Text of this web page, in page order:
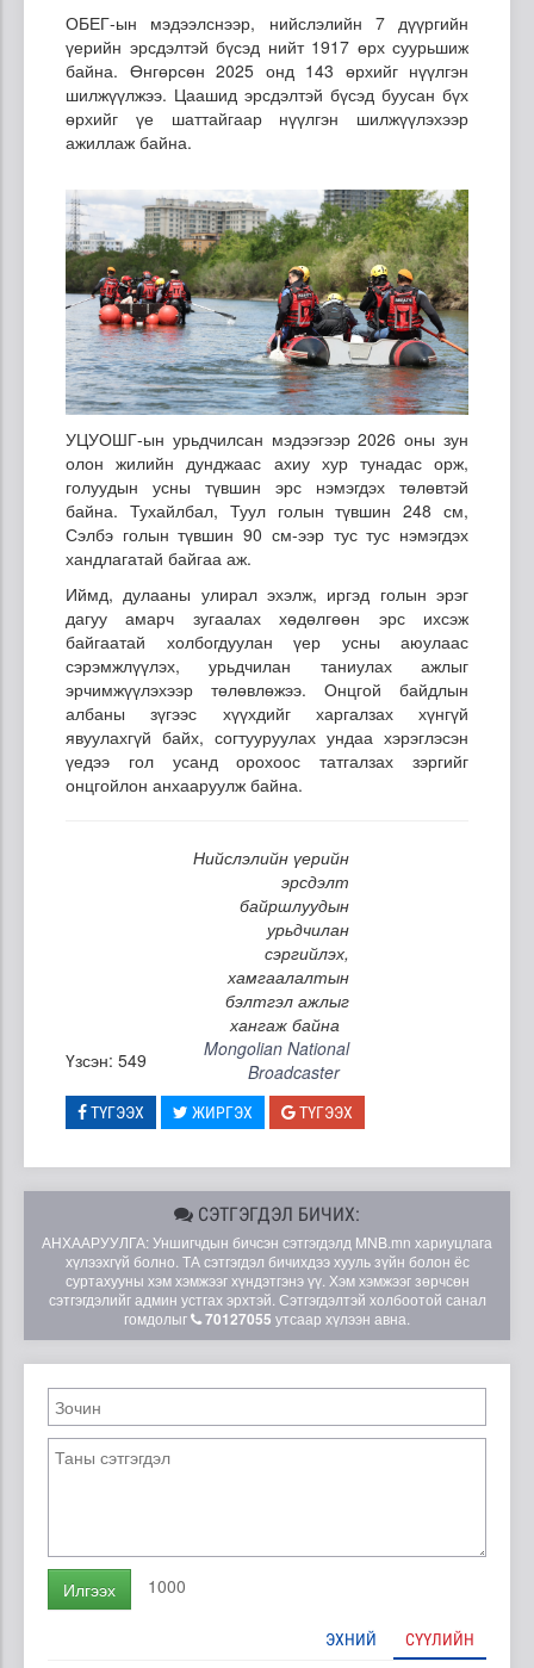
ОБЕГ-ын мэдээлснээр, нийслэлийн 7 дүүргийн
үерийн эрсдэлтэй бүсэд нийт 1917 өрх суурьшиж
байна. Өнгөрсөн 2025 онд 143 өрхийг нүүлгэн
шилжүүлжээ. Цаашид эрсдэлтэй бүсэд буусан бүх
өрхийг үе шаттайгаар нүүлгэн шилжүүлэхээр
ажиллаж байна.
УЦУОШГ-ын урьдчилсан мэдээгээр 2026 оны зун
олон жилийн дунджаас ахиу хур тунадас орж,
голуудын усны түвшин эрс нэмэгдэх төлөвтэй
байна. Тухайлбал, Туул голын түвшин 248 см,
Сэлбэ голын түвшин 90 см-ээр тус тус нэмэгдэх
хандлагатай байгаа аж.
Иймд, дулааны улирал эхэлж, иргэд голын эрэг
дагуу амарч зугаалах хөдөлгөөн эрс ихсэж
байгаатай холбогдуулан үер усны аюулаас
сэрэмжлүүлэх, урьдчилан таниулах ажлыг
эрчимжүүлэхээр төлөвлөжээ. Онцгой байдлын
албаны зүгээс хүүхдийг харгалзах хүнгүй
явуулахгүй байх, согтууруулах ундаа хэрэглэсэн
үедээ гол усанд орохоос татгалзах зэргийг
онцгойлон анхааруулж байна.
Нийслэлийн үерийн
эрсдэлт
байршлуудын
урьдчилан
сэргийлэх,
хамгаалалтын
бэлтгэл ажлыг
хангаж байна
Үзсэн: 549
Mongolian National
Broadcaster
ТҮГЭЭХ ЖИРГЭХ ТҮГЭЭХ
СЭТГЭГДЭЛ БИЧИХ:
АНХААРУУЛГА: Уншигчдын бичсэн сэтгэгдэлд MNB.mn хариуцлага
хүлээхгүй болно. ТА сэтгэгдэл бичихдээ хууль зүйн болон ёс
суртахууны хэм хэмжээг хүндэтгэнэ үү. Хэм хэмжээг зөрчсөн
сэтгэгдэлийг админ устгах эрхтэй. Сэтгэгдэлтэй холбоотой санал
гомдолыг
70127055 утсаар хүлээн авна.
Илгээх 1000
ЭХНИЙ СҮҮЛИЙН